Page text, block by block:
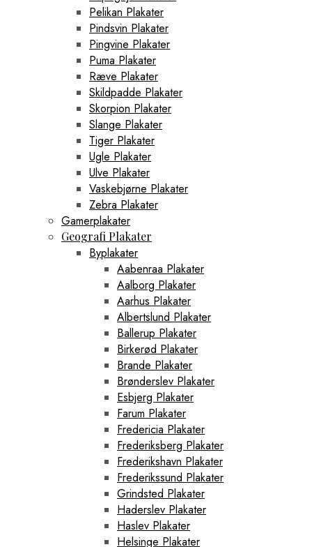
Pelikan Plakater
Pindsvin Plakater
Pingvine Plakater
Puma Plakater
Ræve Plakater
Skildpadde Plakater
Skorpion Plakater
Slange Plakater
Tiger Plakater
Ugle Plakater
Ulve Plakater
Vaskebjørne Plakater
Zebra Plakater
Gamerplakater
Geografi Plakater
Byplakater
Aabenraa Plakater
Aalborg Plakater
Aarhus Plakater
Albertslund Plakater
Ballerup Plakater
Birkerød Plakater
Brande Plakater
Brønderslev Plakater
Esbjerg Plakater
Farum Plakater
Fredericia Plakater
Frederiksberg Plakater
Frederikshavn Plakater
Frederikssund Plakater
Grindsted Plakater
Haderslev Plakater
Haslev Plakater
Helsinge Plakater